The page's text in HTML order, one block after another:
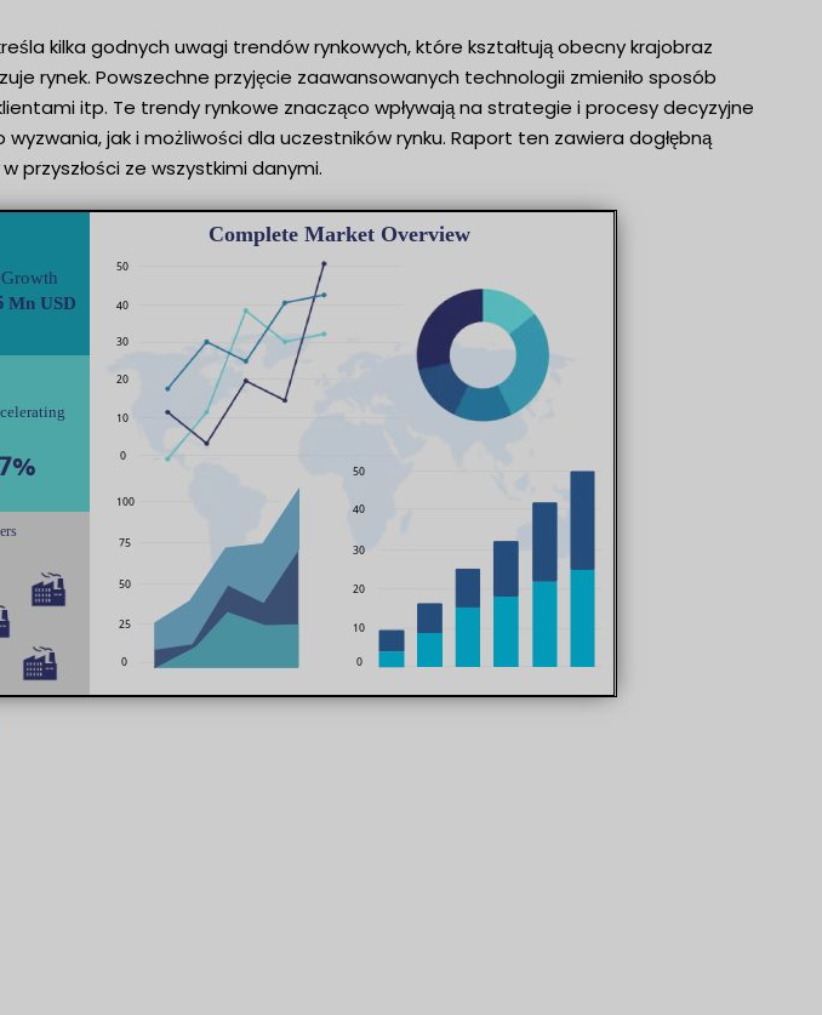
kilka godnych uwagi trendów rynkowych, które kształtują obecny krajobraz
rynek. Powszechne przyjęcie zaawansowanych technologii zmieniło sposób
itp. Te trendy rynkowe znacząco wpływają na strategie i procesy decyzyjne
jak i możliwości dla uczestników rynku. Raport ten zawiera dogłębną
przyszłości ze wszystkimi danymi.